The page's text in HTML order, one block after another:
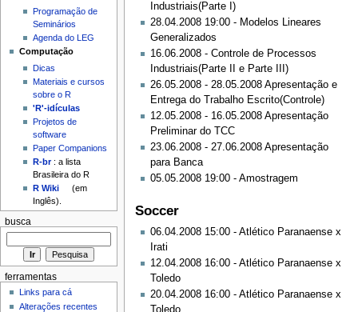
Industriais(Parte I)
28.04.2008 19:00 - Modelos Lineares
Generalizados
16.06.2008 - Controle de Processos
Industriais(Parte II e Parte III)
26.05.2008 - 28.05.2008 Apresentação e
Entrega do Trabalho Escrito(Controle)
12.05.2008 - 16.05.2008 Apresentação
Preliminar do TCC
23.06.2008 - 27.06.2008 Apresentação
para Banca
05.05.2008 19:00 - Amostragem
Soccer
06.04.2008 15:00 - Atlético Paranaense x
Irati
12.04.2008 16:00 - Atlético Paranaense x
Toledo
20.04.2008 16:00 - Atlético Paranaense x
Toledo
Programação de
Seminários
Agenda do LEG
Computação
Dicas
Materiais e cursos
sobre o R
'R'-idículas
Projetos de
software
Paper Companions
R-br: a lista
Brasileira do R
R Wiki
(em
Inglês).
busca
ferramentas
Links para cá
Alterações recentes